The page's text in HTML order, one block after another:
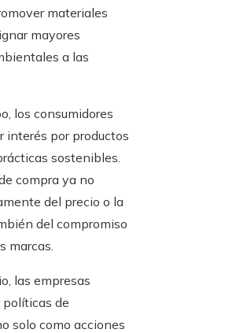
materiales
mayores
a las
los consumidores
interés por productos
sostenibles.
compra ya no
del precio o la
del compromiso
marcas.
las empresas
de
solo como acciones